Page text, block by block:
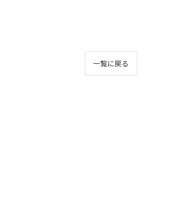
一覧に戻る